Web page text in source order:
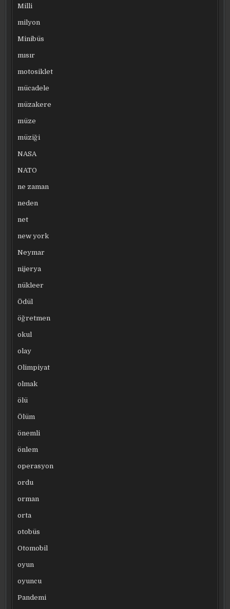
Milli
milyon
Minibüs
mısır
motosiklet
mücadele
müzakere
müze
müziği
NASA
NATO
ne zaman
neden
net
new york
Neymar
nijerya
nükleer
Ödül
öğretmen
okul
olay
Olimpiyat
olmak
ölü
Ölüm
önemli
önlem
operasyon
ordu
orman
orta
otobüs
Otomobil
oyun
oyuncu
Pandemi